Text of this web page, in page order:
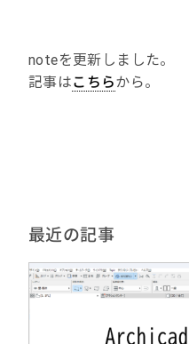
noteを更新しました。
記事はこちらから。
最近の記事